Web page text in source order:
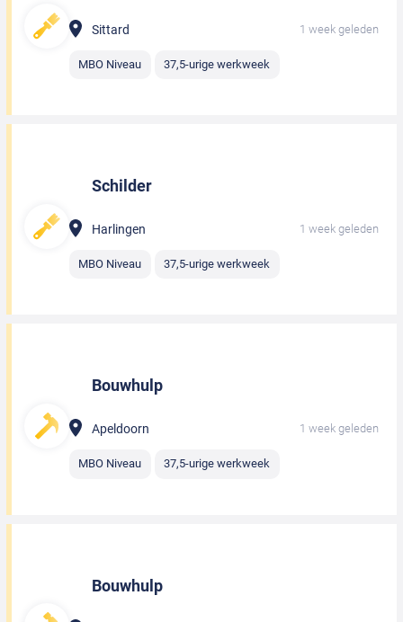
Sittard 1 week geleden
MBO Niveau 37,5-urige werkweek
Schilder
Harlingen 1 week geleden
MBO Niveau 37,5-urige werkweek
Bouwhulp
Apeldoorn 1 week geleden
MBO Niveau 37,5-urige werkweek
Bouwhulp